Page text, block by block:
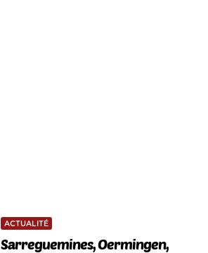
ACTUALITÉ
Sarreguemines, Oermingen,